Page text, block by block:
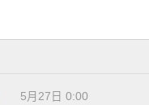
5月27日 0:00